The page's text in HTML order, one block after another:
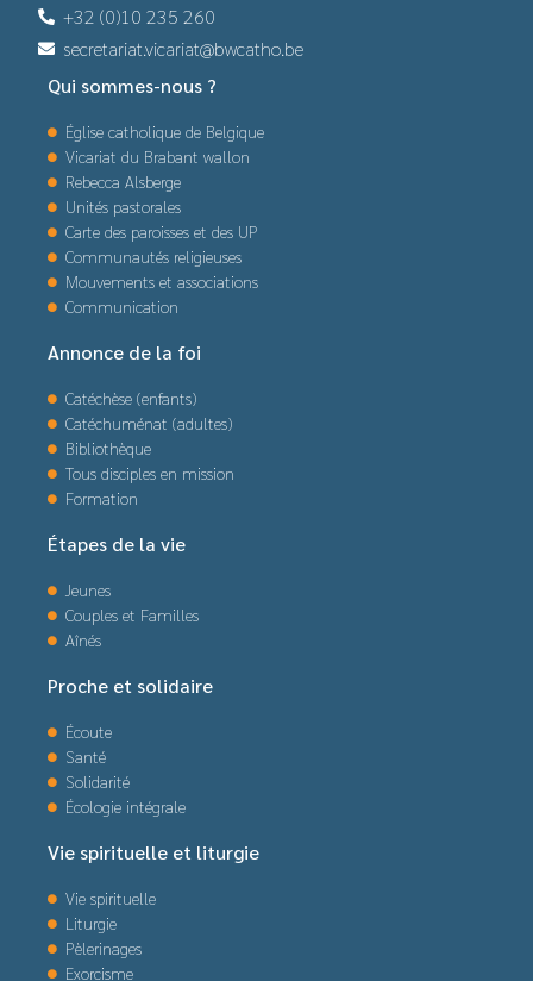
+32 (0)10 235 260
secretariat.vicariat@bwcatho.be
Qui sommes-nous ?
Église catholique de Belgique
Vicariat du Brabant wallon
Rebecca Alsberge
Unités pastorales
Carte des paroisses et des UP
Communautés religieuses
Mouvements et associations
Communication
Annonce de la foi
Catéchèse (enfants)
Catéchuménat (adultes)
Bibliothèque
Tous disciples en mission
Formation
Étapes de la vie
Jeunes
Couples et Familles
Aînés
Proche et solidaire
Écoute
Santé
Solidarité
Écologie intégrale
Vie spirituelle et liturgie
Vie spirituelle
Liturgie
Pèlerinages
Exorcisme